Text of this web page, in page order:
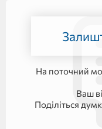
На поточний
Ваш
Поділіться